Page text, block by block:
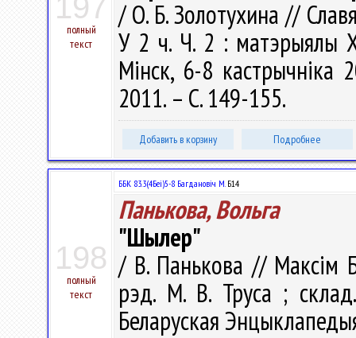
197
полный
текст
/ О. Б. Золотухина //
У 2 ч. Ч. 2 : матэрыялы
Мiнск, 6-8 кастрычнiка
2011. – С. 149-155.
Добавить в корзину Подробнее
198
полный
текст
ББК 83.3(4Беі)5-8 Багдановіч М.Б14
Панькова, Вольга
"Шылер"
/ В. Панькова // Максім
рэд. М. В. Труса ;
Беларуская